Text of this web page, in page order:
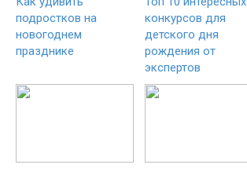
подростков на
новогоднем
празднике
конкурсов для
детского дня
рождения от
экспертов